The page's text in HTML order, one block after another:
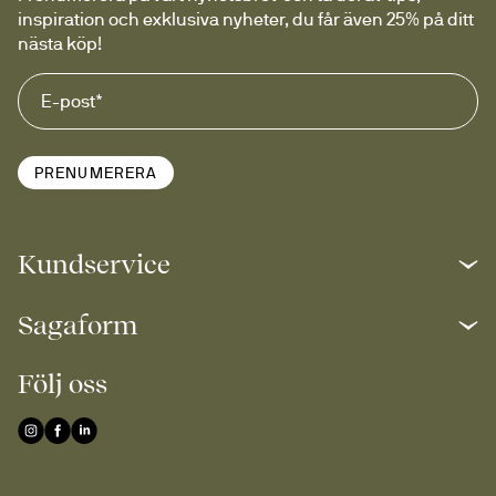
inspiration och exklusiva nyheter, du får även 25% på ditt
nästa köp!
PRENUMERERA
Kundservice
Sagaform
Följ oss